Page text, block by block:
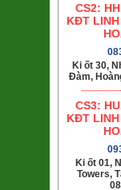
CS2:
KĐT
Ki ốt 30,
Đàm,
CS3:
KĐT
Ki ốt 01,
Towers,